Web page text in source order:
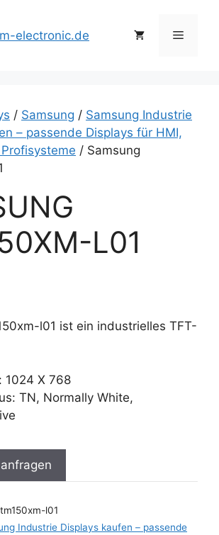
Menü
/ Samsung / Samsung Industrie
– passende Displays für HMI,
/ Samsung
L01
l01 ist ein industrielles TFT-
1024 X 768
TN, Normally White,
l01
Industrie Displays kaufen – passende